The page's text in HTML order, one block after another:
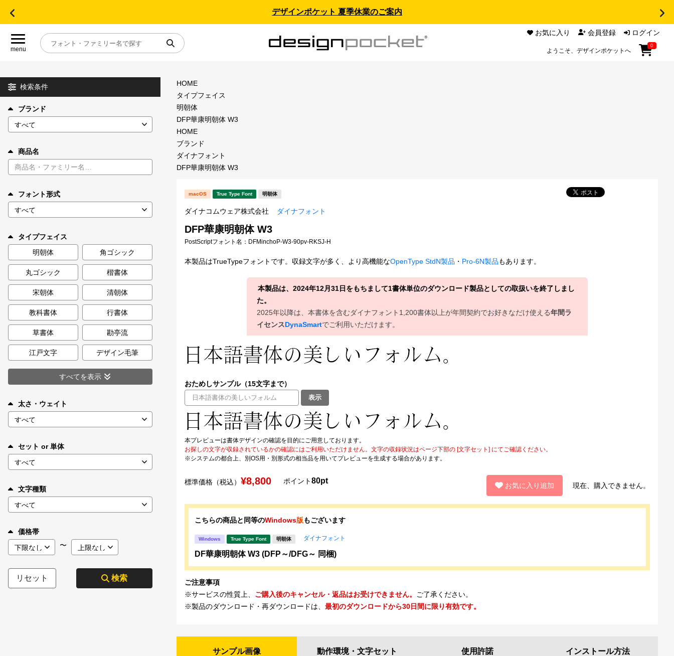
デザインポケット 夏季休業のご案内
menu
お気に入り 会員登録 ログイン
ようこそ、デザインポケットへ
0
目的別フォントガイド
特集
年間ライセンス商品
キャンペーン一覧
カート 0
マイページ
お気に入り
ご利用ガイド
お問い合わせ
検索条件
ブランド
商品名
フォント形式
タイプフェイス
明朝体
角ゴシック
丸ゴシック 楷書体
宋朝体 清朝体
教科書体 行書体
草書体 勘亭流
江戸文字 デザイン毛筆
すべてを表示
太さ・ウェイト
セット or 単体
文字種類
価格帯
〜
リセット 検索
HOME
タイプフェイス
明朝体
DFP華康明朝体 W3
HOME
ブランド
ダイナフォント
DFP華康明朝体 W3
macOS True Type Font 明朝体
ダイナコムウェア株式会社 ダイナフォント
DFP華康明朝体 W3
PostScriptフォント名： DFMinchoP-W3-90pv-RKSJ-H
本製品はTrueTypeフォントです。収録文字が多く、より高機能なOpenType StdN製品 ・ Pro-6N製品もあります。
本製品は、2024年12月31日をもちまして1書体単位のダウンロード製品としての取扱いを終了しまし
た。
2025年以降は、本書体を含むダイナフォント1,200書体以上が年間契約でお好きなだけ使える年間ラ
イセンスDynaSmartでご利用いただけます。
おためしサンプル（15文字まで）
表示
本プレビューは書体デザインの確認を目的にご用意しております。
お探しの文字が収録されているかの確認にはご利用いただけません。文字の収録状況はページ下部の [文字セット] にてご確認ください。
※システムの都合上、別OS用・別形式の相当品を用いてプレビューを生成する場合があります。
標準価格（税込） ¥8,800 ポイント80pt
お気に入り追加 現在、購入できません。
こちらの商品と同等のWindows版もございます
Windows True Type Font 明朝体 ダイナフォント
DF華康明朝体 W3 (DFP～/DFG～ 同梱)
ご注意事項
※サービスの性質上、 ご購入後のキャンセル・返品はお受けできません。
ご了承ください。
※製品のダウンロード・再ダウンロードは、 最初のダウンロードから30日間に限り有効です。
サンプル画像 動作環境・ 文字セット 使用許諾 インストール方法